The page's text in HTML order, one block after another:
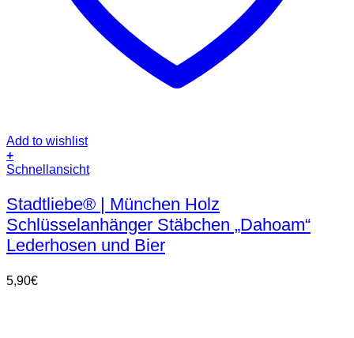
Add to wishlist
+
Schnellansicht
Stadtliebe® | München Holz
Schlüsselanhänger Stäbchen „Dahoam“
Lederhosen und Bier
5,90€